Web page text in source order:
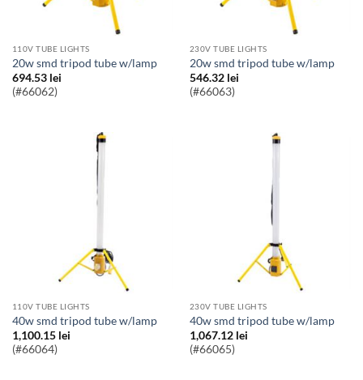
110V TUBE LIGHTS
20w smd tripod tube w/lamp
694.53 lei
(#66062)
230V TUBE LIGHTS
20w smd tripod tube w/lamp
546.32 lei
(#66063)
110V TUBE LIGHTS
40w smd tripod tube w/lamp
1,100.15 lei
(#66064)
230V TUBE LIGHTS
40w smd tripod tube w/lamp
1,067.12 lei
(#66065)